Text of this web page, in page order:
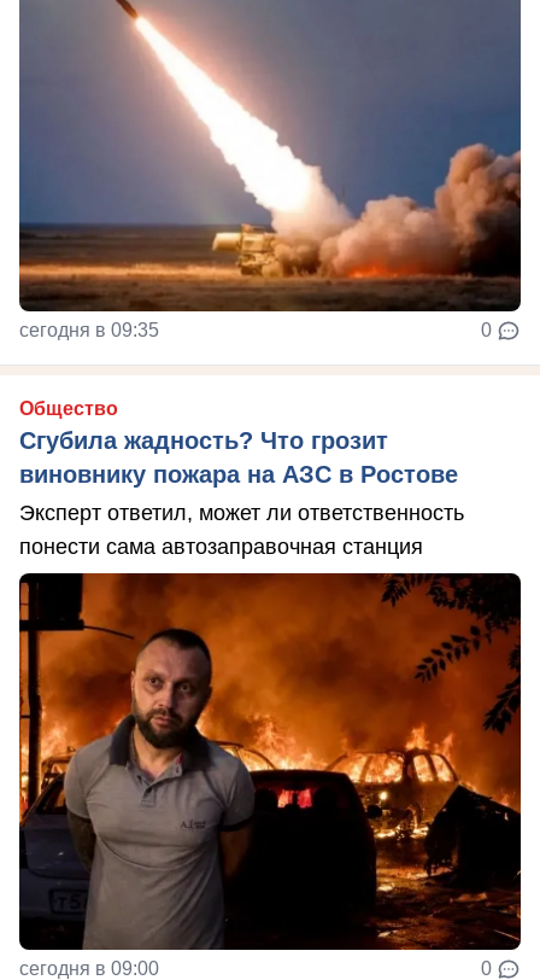
сегодня в 09:35 0
Общество
Сгубила жадность? Что грозит
виновнику пожара на АЗС в Ростове
Эксперт ответил, может ли ответственность
понести сама автозаправочная станция
сегодня в 09:00 0